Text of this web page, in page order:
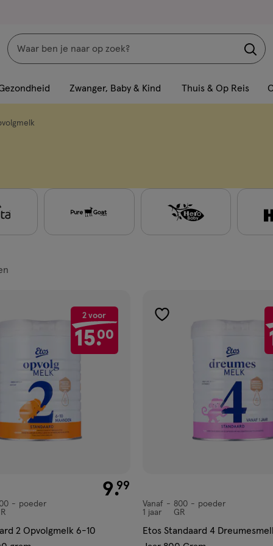
Zoeken
met
dit
veld
geavanceerde
zoekopties
Zwanger, Baby & Kind Thuis & Op Reis
2 voor
15.00
€ 9.99
9.99
poeder
2 Opvolgmelk 6-10
toevoegen
Vanaf
jaar,
Vanaf
1 jaar
800
GR
poeder
Etos Standaard 4